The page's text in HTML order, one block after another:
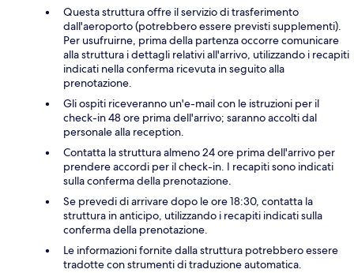
Questa struttura offre il servizio di trasferimento
dall'aeroporto (potrebbero essere previsti supplementi).
Per usufruirne, prima della partenza occorre comunicare
alla struttura i dettagli relativi all'arrivo, utilizzando i recapiti
indicati nella conferma ricevuta in seguito alla
prenotazione.
Gli ospiti riceveranno un'e-mail con le istruzioni per il
check-in 48 ore prima dell'arrivo; saranno accolti dal
personale alla reception.
Contatta la struttura almeno 24 ore prima dell'arrivo per
prendere accordi per il check-in. I recapiti sono indicati
sulla conferma della prenotazione.
Se prevedi di arrivare dopo le ore 18:30, contatta la
struttura in anticipo, utilizzando i recapiti indicati sulla
conferma della prenotazione.
Le informazioni fornite dalla struttura potrebbero essere
tradotte con strumenti di traduzione automatica.